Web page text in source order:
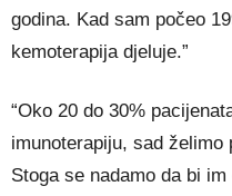
godina. Kad sam počeo
kemoterapija djeluje.”
“Oko 20 do 30%
imunoterapiju, sad
Stoga se nadamo da bi